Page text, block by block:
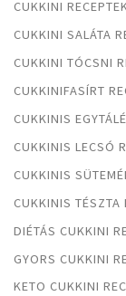
CUKKINI
CUKKINI SALÁTA
CUKKINI TÓCSNI
CUKKINIFASÍRT
CUKKINIS
CUKKINIS LECSÓ
CUKKINIS
CUKKINIS TÉSZTA
DIÉTÁS CUKKINI
GYORS CUKKINI
KETO CUKKINI